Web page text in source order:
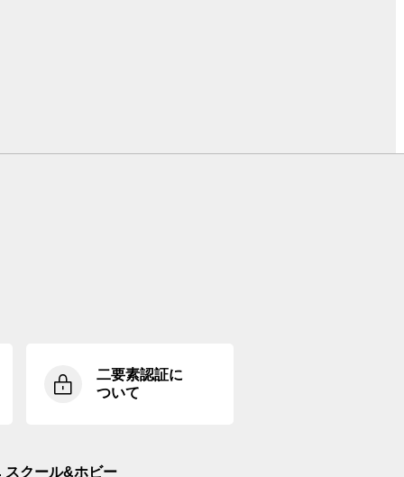
二要素認証に
ついて
スクール&ホビー